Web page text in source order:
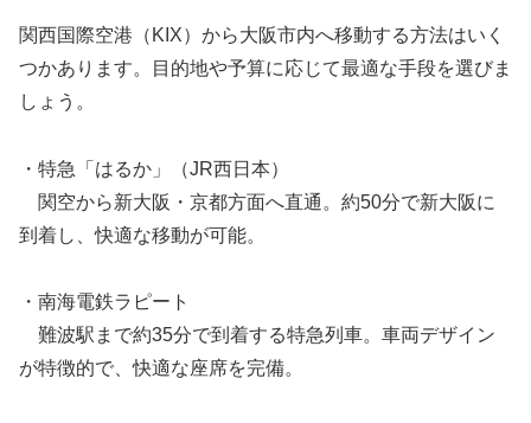
関西国際空港（KIX）から大阪市内へ移動する方法はいく
つかあります。目的地や予算に応じて最適な手段を選びま
しょう。
・特急「はるか」（JR西日本）
関空から新大阪・京都方面へ直通。約50分で新大阪に
到着し、快適な移動が可能。
・南海電鉄ラピート
難波駅まで約35分で到着する特急列車。車両デザイン
が特徴的で、快適な座席を完備。